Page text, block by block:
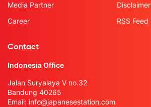
Media Partner
Career
Disclaimer
RSS Feed
Contact
Indonesia Office
Jalan Suryalaya V no.32
Bandung 40265
Email: info@japanesestation.com